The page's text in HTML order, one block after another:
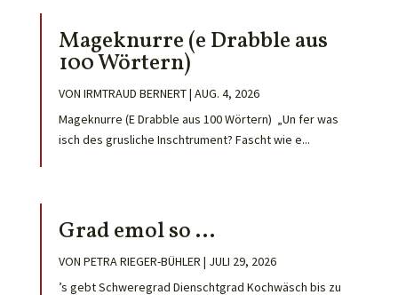
Mageknurre (e Drabble aus
100 Wörtern)
VON IRMTRAUD BERNERT| AUG. 4, 2026
Mageknurre (E Drabble aus 100 Wörtern) „Un fer was
isch des grusliche Inschtrument? Fascht wie e...
Grad emol so …
VON PETRA RIEGER-BÜHLER | JULI 29, 2026
’s gebt Schweregrad Dienschtgrad Kochwäsch bis zu